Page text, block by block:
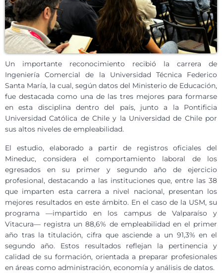
Un importante reconocimiento recibió la carrera de
Ingeniería Comercial de la Universidad Técnica Federico
Santa María, la cual, según datos del Ministerio de Educación,
fue destacada como una de las tres mejores para formarse
en esta disciplina dentro del país, junto a la Pontificia
Universidad Católica de Chile y la Universidad de Chile por
sus altos niveles de empleabilidad.
El estudio, elaborado a partir de registros oficiales del
Mineduc, considera el comportamiento laboral de los
egresados en su primer y segundo año de ejercicio
profesional, destacando a las instituciones que, entre las 38
que imparten esta carrera a nivel nacional, presentan los
mejores resultados en este ámbito. En el caso de la USM, su
programa —impartido en los campus de Valparaíso y
Vitacura— registra un 88,6% de empleabilidad en el primer
año tras la titulación, cifra que asciende a un 91,3% en el
segundo año. Estos resultados reflejan la pertinencia y
calidad de su formación, orientada a preparar profesionales
en áreas como administración, economía y análisis de datos.